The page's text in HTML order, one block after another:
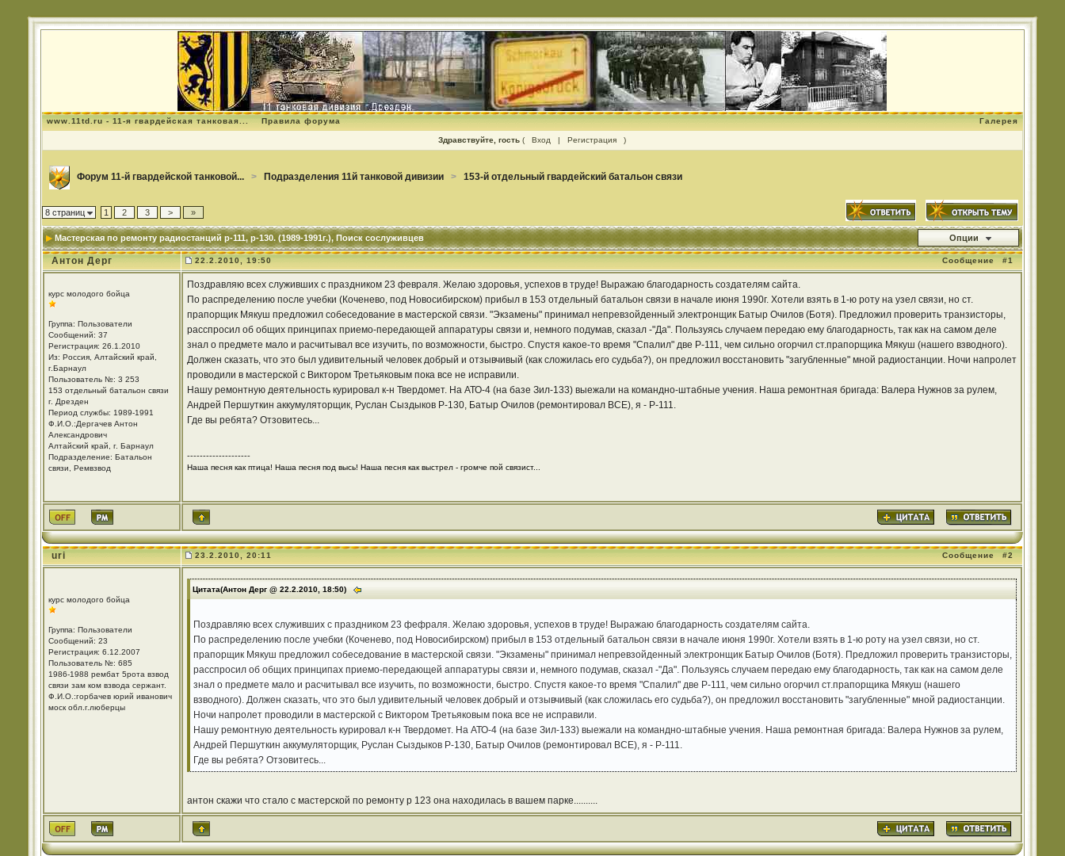
www.11td.ru - 11-я гвардейская танковая... Правила форума Галерея
Здравствуйте, гость ( Вход | Регистрация )
Форум 11-й гвардейской танковой... > Подразделения 11й танковой дивизии > 153-й отдельный гвардейский батальон связи
8 страниц 1 2 3 > »
Мастерская по ремонту радиостанций р-111, р-130. (1989-1991г.), Поиск сослуживцев Опции
Антон Дерг 22.2.2010, 19:50 Сообщение #1
курс молодого бойца
Группа: Пользователи
Сообщений: 37
Регистрация: 26.1.2010
Из: Россия, Алтайский край,
г.Барнаул
Пользователь №: 3 253
153 отдельный батальон связи
г. Дрезден
Период службы: 1989-1991
Ф.И.О.:Дергачев Антон
Александрович
Алтайский край, г. Барнаул
Подразделение: Батальон
связи, Ремвзвод
Поздравляю всех служивших с праздником 23 февраля. Желаю здоровья, успехов в труде! Выражаю благодарность создателям сайта.
По распределению после учебки (Коченево, под Новосибирском) прибыл в 153 отдельный батальон связи в начале июня 1990г. Хотели взять в 1-ю роту на узел связи, но ст.
прапорщик Мякуш предложил собеседование в мастерской связи. "Экзамены" принимал непревзойденный электронщик Батыр Очилов (Ботя). Предложил проверить транзисторы,
расспросил об общих принципах приемо-передающей аппаратуры связи и, немного подумав, сказал -"Да". Пользуясь случаем передаю ему благодарность, так как на самом деле
знал о предмете мало и расчитывал все изучить, по возможности, быстро. Спустя какое-то время "Спалил" две Р-111, чем сильно огорчил ст.прапорщика Мякуш (нашего взводного).
Должен сказать, что это был удивительный человек добрый и отзывчивый (как сложилась его судьба?), он предложил восстановить "загубленные" мной радиостанции. Ночи напролет
проводили в мастерской с Виктором Третьяковым пока все не исправили.
Нашу ремонтную деятельность курировал к-н Твердомет. На АТО-4 (на базе Зил-133) выежали на командно-штабные учения. Наша ремонтная бригада: Валера Нужнов за рулем,
Андрей Першуткин аккумуляторщик, Руслан Сыздыков Р-130, Батыр Очилов (ремонтировал ВСЕ), я - Р-111.
Где вы ребята? Отзовитесь...
--------------------
Наша песня как птица! Наша песня под высь! Наша песня как выстрел - громче пой связист...
uri 23.2.2010, 20:11 Сообщение #2
курс молодого бойца
Группа: Пользователи
Сообщений: 23
Регистрация: 6.12.2007
Пользователь №: 685
1986-1988 рембат 5рота взвод
связи зам ком взвода сержант.
Ф.И.О.:горбачев юрий иванович
моск обл.г.люберцы
Цитата(Антон Дерг @ 22.2.2010, 18:50)
Поздравляю всех служивших с праздником 23 фефраля. Желаю здоровья, успехов в труде! Выражаю благодарность создателям сайта.
По распределению после учебки (Коченево, под Новосибирском) прибыл в 153 отдельный батальон связи в начале июня 1990г. Хотели взять в 1-ю роту на узел связи, но ст.
прапорщик Мякуш предложил собеседование в мастерской связи. "Экзамены" принимал непревзойденный электронщик Батыр Очилов (Ботя). Предложил проверить транзисторы,
расспросил об общих принципах приемо-передающей аппаратуры связи и, немного подумав, сказал -"Да". Пользуясь случаем передаю ему благодарность, так как на самом деле
знал о предмете мало и расчитывал все изучить, по возможности, быстро. Спустя какое-то время "Спалил" две Р-111, чем сильно огорчил ст.прапорщика Мякуш (нашего
взводного). Должен сказать, что это был удивительный человек добрый и отзывчивый (как сложилась его судьба?), он предложил восстановить "загубленные" мной радиостанции.
Ночи напролет проводили в мастерской с Виктором Третьяковым пока все не исправили.
Нашу ремонтную деятельность курировал к-н Твердомет. На АТО-4 (на базе Зил-133) выежали на командно-штабные учения. Наша ремонтная бригада: Валера Нужнов за рулем,
Андрей Першуткин аккумуляторщик, Руслан Сыздыков Р-130, Батыр Очилов (ремонтировал ВСЕ), я - Р-111.
Где вы ребята? Отзовитесь...
антон скажи что стало с мастерской по ремонту р 123 она находилась в вашем парке..........